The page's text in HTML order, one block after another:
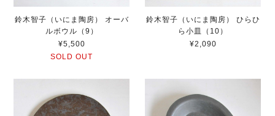
鈴木智子（いにま陶房） オーバ
ルボウル（9）
¥5,500
SOLD OUT
鈴木智子（いにま陶房） ひらひ
ら小皿（10）
¥2,090